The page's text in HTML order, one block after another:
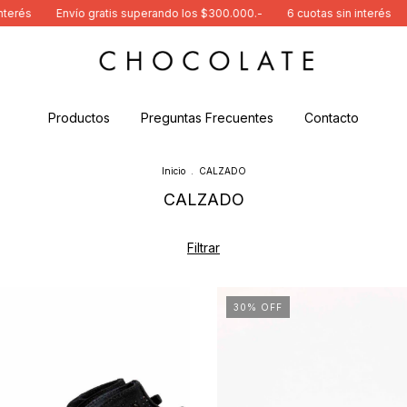
Envío gratis superando los $300.000.- 6 cuotas sin interés
Productos Preguntas Frecuentes Contacto
Inicio CALZADO
CALZADO
Filtrar
30 % OFF